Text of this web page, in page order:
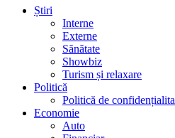
Știri
Interne
Externe
Sănătate
Showbiz
Turism și relaxare
Politică
Politică de
Economie
Auto